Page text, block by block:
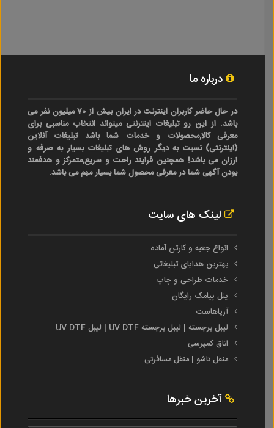
درباره ما
در حال حاضر کاربران اینترنت در ایران بیش از 70 میلیون نفر می
باشد. از این رو تبلیغات اینترنتی میتواند انتخاب مناسبی برای
معرفی کالا,محصولات و خدمات شما باشد تبلیغات آنلاین
(اینترنتی) نسبت به دیگر روش های تبلیغات بسیار به صرفه و
ارزان می باشد! همچنین فرایند راحت و سریع,متمرکز و هدفمند
بودن آگهی شما در معرفی محصول شما بسیار مهم می باشد.
لینک های سایت
انواع جعبه و کارتن آماده
بهترین هدایای تبلیغاتی
خدمات طراحی و چاپ
پنل پیامک رایگان
آریاهاست
لیبل برجسته | لیبل برجسته UV DTF | لیبل UV DTF
اتاق کمپرسی
منقل تاشو | منقل مسافرتی
آخرین خبرها